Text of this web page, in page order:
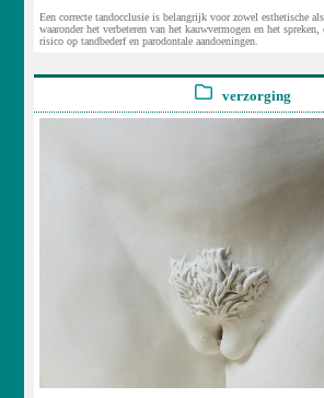
Een correcte tandocclusie is belangrijk voor zowel esthetische
waaronder het verbeteren van het kauwvermogen en het
risico op tandbederf en parodontale aandoeningen.
verzorging